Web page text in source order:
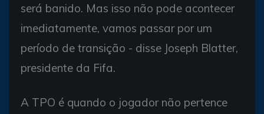
será banido. Mas isso não pode acontecer
imediatamente, vamos passar por um
período de transição - disse Joseph Blatter,
presidente da Fifa.
A TPO é quando o jogador não pertence